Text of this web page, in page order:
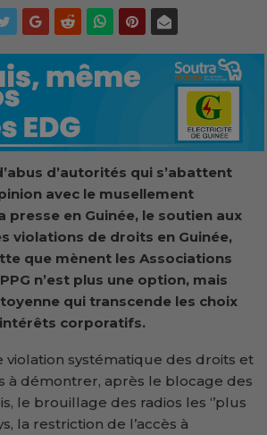
d’autorités qui s’abattent
avec le musellement
presse en Guinée, le soutien aux
violations de droits en Guinée,
que mènent les Associations
n’est plus une option, mais
qui transcende les choix
corporatifs.
violation systématique des droits et
à démontrer, après le blocage des
le brouillage des radios les ‘’plus
la restriction de l’accès à